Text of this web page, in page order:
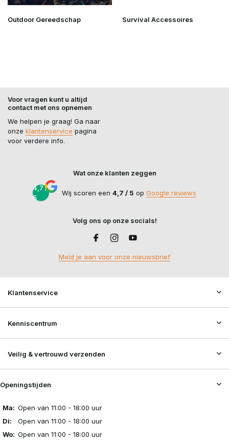
Outdoor Gereedschap Survival Accessoires
Voor vragen kunt u altijd
contact met ons opnemen
We helpen je graag! Ga naar
onze klantenservice pagina
voor verdere info.
Wat onze klanten zeggen
4,7 /
5
Wij scoren een 4,7 / 5 op Google reviews
Volg ons op onze socials!
Meld je aan voor onze nieuwsbrief
Klantenservice
Kenniscentrum
Veilig & vertrouwd verzenden
Openingstijden
Ma: Open van 11:00 - 18:00 uur
Di:
Open van 11:00 - 18:00 uur
Wo: Open van 11:00 - 18:00 uur